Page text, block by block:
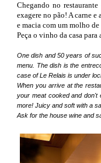
Chegando no
exagere no pão! A carne
e macia com um molho
Peça o vinho da casa para
One dish and 50 years of
menu
The dish isthe
case of Le Relais is under
When you arrive at the
your meat cooked and
more! Juicy and soft with a
Ask for the house wine and